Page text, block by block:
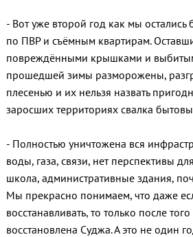
- Вот уже второй год как мы остались
по ПВР и съёмным квартирам.
повреждёнными крышками и
прошедшей зимы разморожены,
плесенью и их нельзя назвать
заросших территориях свалка
- Полностью уничтожена вся
воды, газа, связи, нет перспективы
школа, административные здания,
Мы прекрасно понимаем, что даже
восстанавливать, то только после
восстановлена Суджа. А это не один